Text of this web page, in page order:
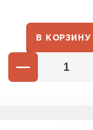
В КОРЗИНУ